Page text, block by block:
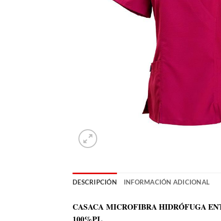
DESCRIPCIÓN INFORMACIÓN ADICIONAL
CASACA MICROFIBRA HIDRÓFUGA